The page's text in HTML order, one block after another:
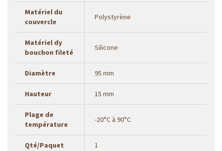
Matériel du
couvercle
Polystyrène
Matériel dy
bouchon fileté
Silicone
Diamètre 95 mm
Hauteur 15 mm
Plage de
température
-20°C à 90°C
Qté/Paquet 1